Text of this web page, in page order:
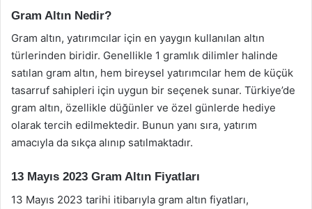
Gram Altın Nedir?
Gram altın, yatırımcılar için en yaygın kullanılan altın
türlerinden biridir. Genellikle 1 gramlık dilimler halinde
satılan gram altın, hem bireysel yatırımcılar hem de küçük
tasarruf sahipleri için uygun bir seçenek sunar. Türkiye’de
gram altın, özellikle düğünler ve özel günlerde hediye
olarak tercih edilmektedir. Bunun yanı sıra, yatırım
amacıyla da sıkça alınıp satılmaktadır.
13 Mayıs 2023 Gram Altın Fiyatları
13 Mayıs 2023 tarihi itibarıyla gram altın fiyatları,